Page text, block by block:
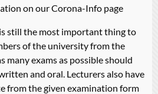
on our Corona-Info page
still the most important thing to
of the university from the
many exams as possible should
and oral. Lecturers also have
from the given examination form